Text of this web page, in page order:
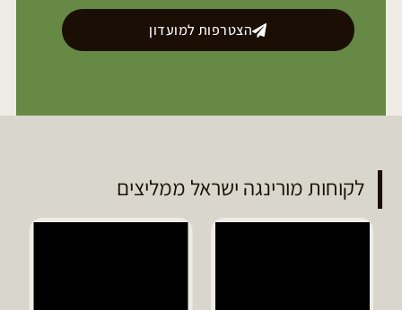
הצטרפות למועדון
לקוחות מורינגה ישראל ממליצים